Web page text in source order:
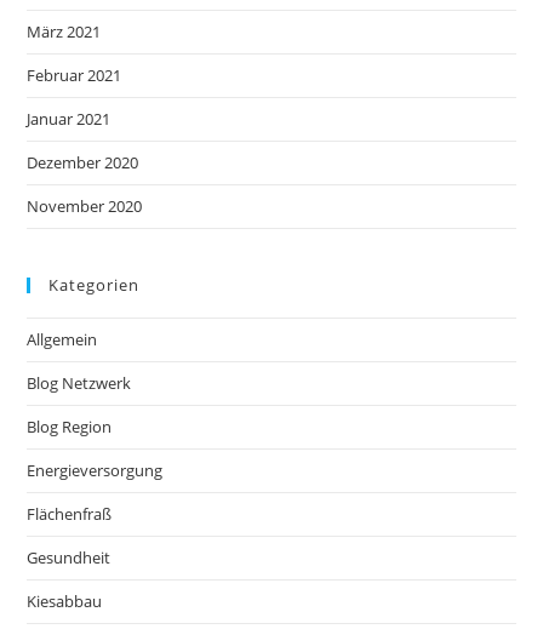
März 2021
Februar 2021
Januar 2021
Dezember 2020
November 2020
Kategorien
Allgemein
Blog Netzwerk
Blog Region
Energieversorgung
Flächenfraß
Gesundheit
Kiesabbau